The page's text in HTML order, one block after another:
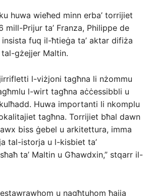
huwa wieħed minn erba’ torrijiet
mill-Prijur ta’ Franza, Philippe de
fuq il-ħtieġa ta’ aktar difiża
gżejjer Maltin.
l-viżjoni tagħna li nżommu
l-wirt tagħna aċċessibbli u
Huwa importanti li nkomplu
tagħna. Torrijiet bħal dawn
biss ġebel u arkitettura, imma
tal-istorja u l-kisbiet ta’
ta’ Maltin u Għawdxin,” stqarr il-
u nagħtuhom ħajja